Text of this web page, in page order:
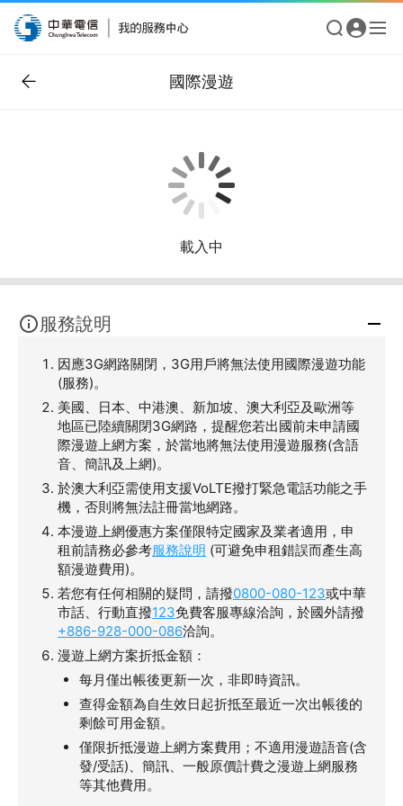
國際漫遊
載入中
服務說明
因應3G網路關閉，3G用戶將無法使用國際漫遊功能
(服務)。
美國、日本、中港澳、新加坡、澳大利亞及歐洲等
地區已陸續關閉3G網路，提醒您若出國前未申請國
際漫遊上網方案，於當地將無法使用漫遊服務(含語
音、簡訊及上網)。
於澳大利亞需使用支援VoLTE撥打緊急電話功能之手
機，否則將無法註冊當地網路。
本漫遊上網優惠方案僅限特定國家及業者適用，申
租前請務必參考服務說明 (可避免申租錯誤而產生高
額漫遊費用)。
若您有任何相關的疑問，請撥0800-080-123或中華
市話、行動直撥123免費客服專線洽詢，於國外請撥
+886-928-000-086洽詢。
漫遊上網方案折抵金額：
每月僅出帳後更新一次，非即時資訊。
查得金額為自生效日起折抵至最近一次出帳後的
剩餘可用金額。
僅限折抵漫遊上網方案費用；不適用漫遊語音(含
發/受話)、簡訊、一般原價計費之漫遊上網服務
等其他費用。